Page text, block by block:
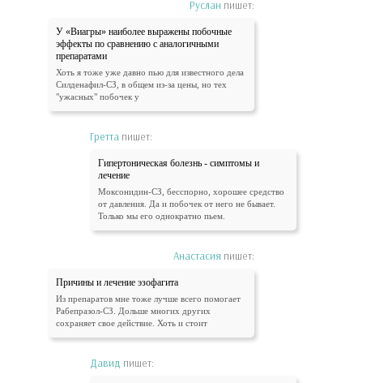
Руслан пишет:
У «Виагры» наиболее выражены побочные
эффекты по сравнению с аналогичными
препаратами
Хоть я тоже уже давно пью для известного дела
Силденафил-СЗ, в общем из-за цены, но тех
"ужасных" побочек у
Гретта пишет:
Гипертоническая болезнь - симптомы и
лечение
Моксонидин-СЗ, бесспорно, хорошее средство
от давления. Да и побочек от него не бывает.
Только мы его однократно пьем.
Анастасия пишет:
Причины и лечение эзофагита
Из препаратов мне тоже лучше всего помогает
Рабепразол-СЗ. Дольше многих других
сохраняет свое действие. Хоть и стоит
Давид пишет: